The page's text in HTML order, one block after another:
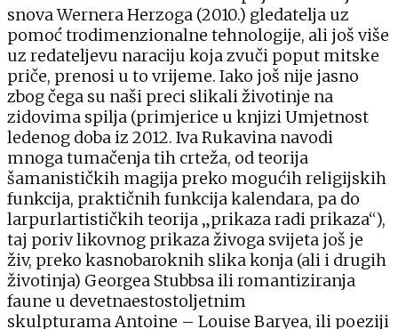
snova Wernera Herzoga (2010.) gledatelja uz
pomoć trodimenzionalne tehnologije, ali još više
uz redateljevu naraciju koja zvuči poput mitske
priče, prenosi u to vrijeme. Iako još nije jasno
zbog čega su naši preci slikali životinje na
zidovima spilja (primjerice u knjizi Umjetnost
ledenog doba iz 2012. Iva Rukavina navodi
mnoga tumačenja tih crteža, od teorija
šamanističkih magija preko mogućih religijskih
funkcija, praktičnih funkcija kalendara, pa do
larpurlartističkih teorija „prikaza radi prikaza“),
taj poriv likovnog prikaza živoga svijeta još je
živ, preko kasnobaroknih slika konja (ali i drugih
životinja) Georgea Stubbsa ili romantiziranja
faune u devetnaestostoljetnim
skulpturama Antoine – Louise Baryea, ili poeziji